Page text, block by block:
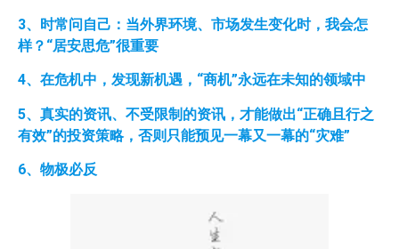
3、时常问自己：当外界环境、市场发生变化时，我会怎
样？“居安思危”很重要
4、在危机中，发现新机遇，“商机”永远在未知的领域中
5、真实的资讯、不受限制的资讯，才能做出“正确且行之
有效”的投资策略，否则只能预见一幕又一幕的“灾难”
6、物极必反